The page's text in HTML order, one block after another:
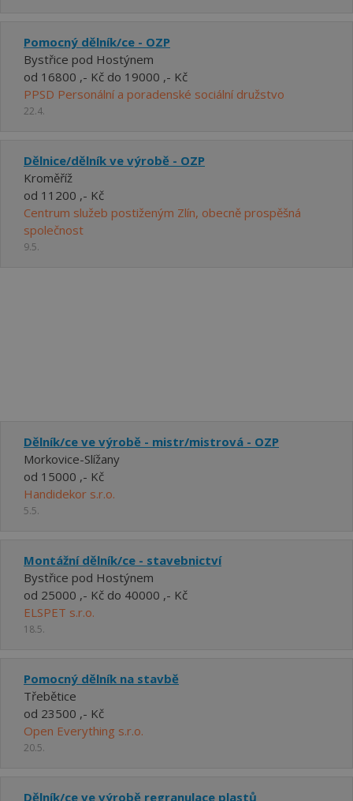
Pomocný dělník/ce - OZP
Bystřice pod Hostýnem
od 16800 ,- Kč do 19000 ,- Kč
PPSD Personální a poradenské sociální družstvo
22.4.
Dělnice/dělník ve výrobě - OZP
Kroměříž
od 11200 ,- Kč
Centrum služeb postiženým Zlín, obecně prospěšná
společnost
9.5.
Dělník/ce ve výrobě - mistr/mistrová - OZP
Morkovice-Slížany
od 15000 ,- Kč
Handidekor s.r.o.
5.5.
Montážní dělník/ce - stavebnictví
Bystřice pod Hostýnem
od 25000 ,- Kč do 40000 ,- Kč
ELSPET s.r.o.
18.5.
Pomocný dělník na stavbě
Třebětice
od 23500 ,- Kč
Open Everything s.r.o.
20.5.
Dělník/ce ve výrobě regranulace plastů